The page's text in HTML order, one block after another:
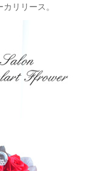
リリース。